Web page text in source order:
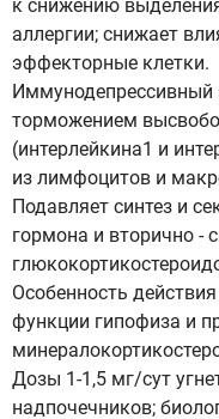
к снижению
аллергии; снижает
эффекторные клетки.
Иммунодепрессивный
торможением
(интерлейкина1 и
из лимфоцитов и
Подавляет синтез и
гормона и вторично -
Особенность
функции гипофиза и
Дозы 1-1,5 мг/сут
надпочечников;